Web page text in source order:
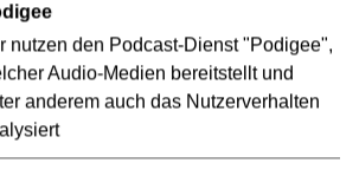
nutzen den Podcast-Dienst "Podigee",
Audio-Medien bereitstellt und
anderem auch das Nutzerverhalten